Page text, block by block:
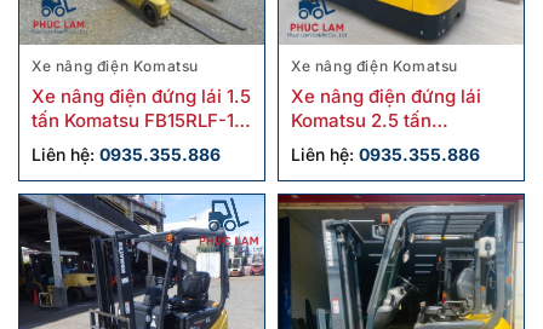
Xe nâng điện Komatsu
Xe nâng điện đứng lái 1.5
tấn Komatsu FB15RLF-15
cũ
Liên hệ: 0935.355.886
Xe nâng điện Komatsu
Xe nâng điện đứng lái
Komatsu 2.5 tấn
FB25RN-4 cũ
Liên hệ: 0935.355.886